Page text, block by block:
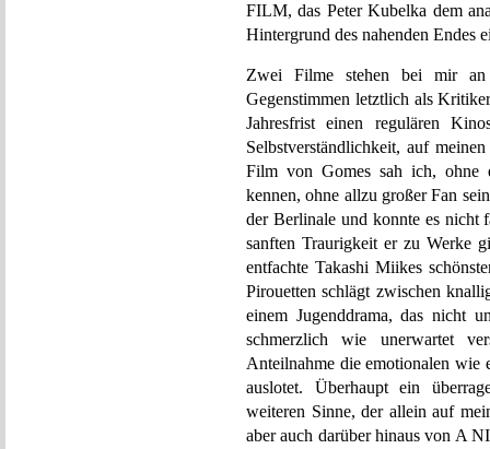
FILM, das Peter Kubelka dem
Hintergrund des nahenden Endes
Zwei Filme stehen bei mir an
Gegenstimmen letztlich als
Jahresfrist einen regulären
Selbstverständlichkeit, auf
Film von Gomes sah ich, ohne
kennen, ohne allzu großer Fan
der Berlinale und konnte es nicht
sanften Traurigkeit er zu Werke
entfachte Takashi Miikes
Pirouetten schlägt zwischen
einem Jugenddrama, das nicht
schmerzlich wie unerwartet
Anteilnahme die emotionalen wie
auslotet. Überhaupt ein
weiteren Sinne, der allein auf
aber auch darüber hinaus von A